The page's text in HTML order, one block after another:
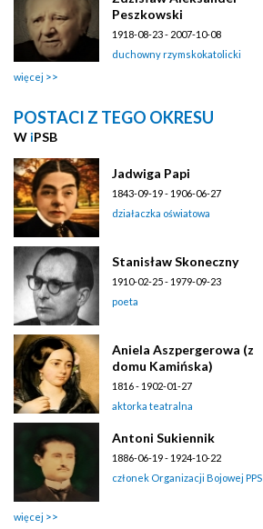
Peszkowski
1918-08-23 - 2007-10-08
duchowny rzymskokatolicki
więcej
POSTACI Z TEGO OKRESU
W iPSB
Jadwiga Papi
1843-09-19 - 1906-06-27
działaczka oświatowa
Stanisław Skoneczny
1910-02-25 - 1979-09-23
poeta
Aniela Aszpergerowa (z
domu Kamińska)
1816 - 1902-01-27
aktorka teatralna
Antoni Sukiennik
1886-06-19 - 1924-10-22
członek Organizacji Bojowej PPS
więcej